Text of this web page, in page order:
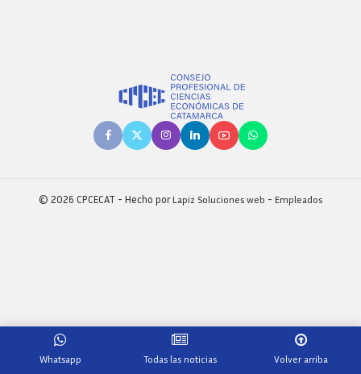
© 2026 CPCECAT - Hecho por Lapiz Soluciones web - Empleados
Whatsapp Todas las noticias Volver arriba